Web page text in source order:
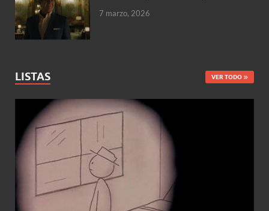
7 marzo, 2026
LISTAS VER TODO